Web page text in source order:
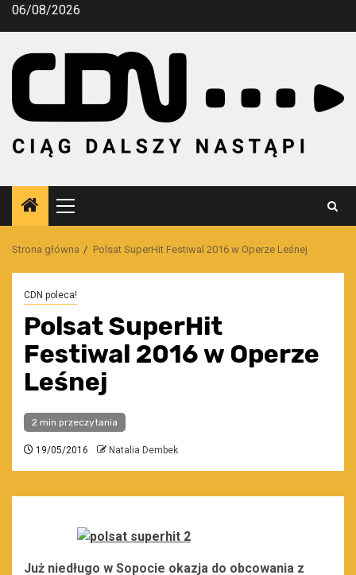
Przejdź
06/08/2026
Menu
główne
Strona główna Polsat SuperHit Festiwal 2016 w Operze Leśnej
CDN poleca!
Polsat SuperHit
Festiwal 2016 w Operze
Leśnej
2 min przeczytania
19/05/2016 Natalia Dembek
Już niedługo w Sopocie okazja do obcowania z